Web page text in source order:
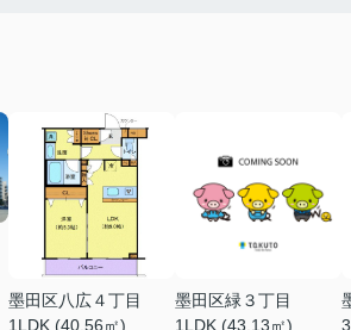
墨田区八広４丁目
1LDK (40.56㎡)
墨田区緑３丁目
1LDK (43.13㎡)